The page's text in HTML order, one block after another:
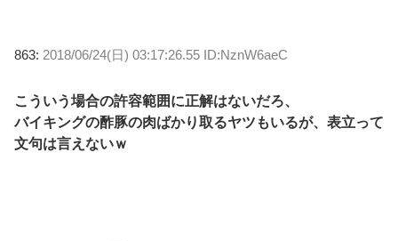
863: 2018/06/24(日) 03:17:26.55 ID:NznW6aeC
こういう場合の許容範囲に正解はないだろ、
バイキングの酢豚の肉ばかり取るヤツもいるが、表立って
文句は言えないｗ